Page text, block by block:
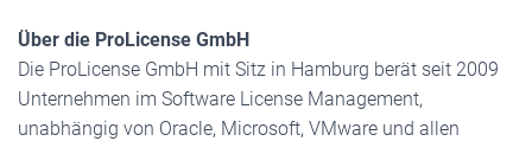
Über die ProLicense GmbH
Die ProLicense GmbH mit Sitz in Hamburg berät seit 2009
Unternehmen im Software License Management,
unabhängig von Oracle, Microsoft, VMware und allen